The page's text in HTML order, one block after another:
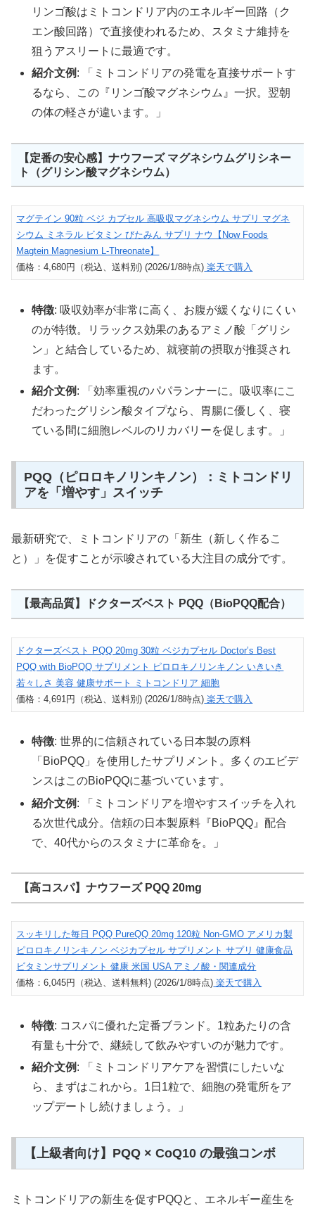
リンゴ酸はミトコンドリア内のエネルギー回路（ク
エン酸回路）で直接使われるため、スタミナ維持を
狙うアスリートに最適です。
紹介文例 : 「ミトコンドリアの発電を直接サポートす
るなら、この『リンゴ酸マグネシウム』一択。翌朝
の体の軽さが違います。」
【定番の安心感】ナウフーズ マグネシウムグリシネー
ト（グリシン酸マグネシウム）
マグテイン 90粒 ベジ カプセル 高吸収マグネシウム サプリ マグネ
シウム ミネラル ビタミン びたみん サプリ ナウ【Now Foods
Magtein Magnesium L-Threonate】
価格：4,680円（税込、送料別) (2026/1/8時点) 楽天で購入
特徴: 吸収効率が非常に高く、お腹が緩くなりにくい
のが特徴。リラックス効果のあるアミノ酸「グリシ
ン」と結合しているため、就寝前の摂取が推奨され
ます。
紹介文例 : 「効率重視のパパランナーに。吸収率にこ
だわったグリシン酸タイプなら、胃腸に優しく、寝
ている間に細胞レベルのリカバリーを促します。」
PQQ（ピロロキノリンキノン）：ミトコンドリ
アを「増やす」スイッチ
最新研究で、ミトコンドリアの「新生（新しく作るこ
と）」を促すことが示唆されている大注目の成分です。
【最高品質】ドクターズベスト PQQ（BioPQQ配合）
ドクターズベスト PQQ 20mg 30粒 ベジカプセル Doctor’s Best
PQQ with BioPQQ サプリメント ピロロキノリンキノン いきいき
若々しさ 美容 健康サポート ミトコンドリア 細胞
価格：4,691円（税込、送料別) (2026/1/8時点) 楽天で購入
特徴: 世界的に信頼されている日本製の原料
「BioPQQ」を使用したサプリメント。多くのエビデ
ンスはこのBioPQQに基づいています。
紹介文例 : 「ミトコンドリアを増やすスイッチを入れ
る次世代成分。信頼の日本製原料『BioPQQ』配合
で、40代からのスタミナに革命を。」
【高コスパ】ナウフーズ PQQ 20mg
スッキリした毎日 PQQ PureQQ 20mg 120粒 Non-GMO アメリカ製
ピロロキノリンキノン ベジカプセル サプリメント サプリ 健康食品
ビタミンサプリメント 健康 米国 USA アミノ酸・関連成分
価格：6,045円（税込、送料無料) (2026/1/8時点) 楽天で購入
特徴: コスパに優れた定番ブランド。1粒あたりの含
有量も十分で、継続して飲みやすいのが魅力です。
紹介文例 : 「ミトコンドリアケアを習慣にしたいな
ら、まずはこれから。1日1粒で、細胞の発電所をア
ップデートし続けましょう。」
【上級者向け】PQQ × CoQ10 の最強コンボ
ミトコンドリアの新生を促すPQQと、エネルギー産生を